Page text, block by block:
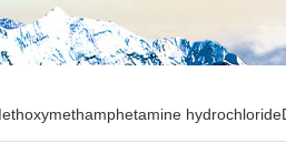
hydrochlorideDL-2-Methoxymethamphetamine hydrochloride DL-2-